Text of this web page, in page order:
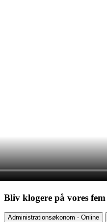
Bliv klogere på vores
Administrationsøkonom - Online